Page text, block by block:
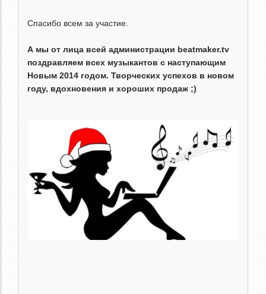
Спасибо всем за участие.
А мы от лица всей администрации beatmaker.tv
поздравляем всех музыкантов с наступающим
Новым 2014 годом. Творческих успехов в новом
году, вдохновения и хороших продаж ;)